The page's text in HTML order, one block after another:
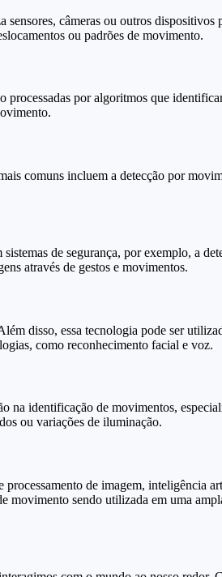
câmeras ou outros
ou padrões de movimento.
por algoritmos que
comuns incluem a detecção por
de segurança, por exemplo, a
através de gestos e movimentos.
disso, essa tecnologia pode ser
como reconhecimento facial e voz.
na identificação de movimentos,
ou variações de iluminação.
de imagem, inteligência
sendo utilizada em uma